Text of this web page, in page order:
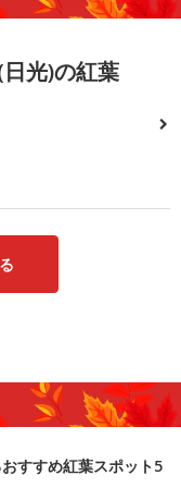
光)の紅葉
すすめ紅葉スポット5